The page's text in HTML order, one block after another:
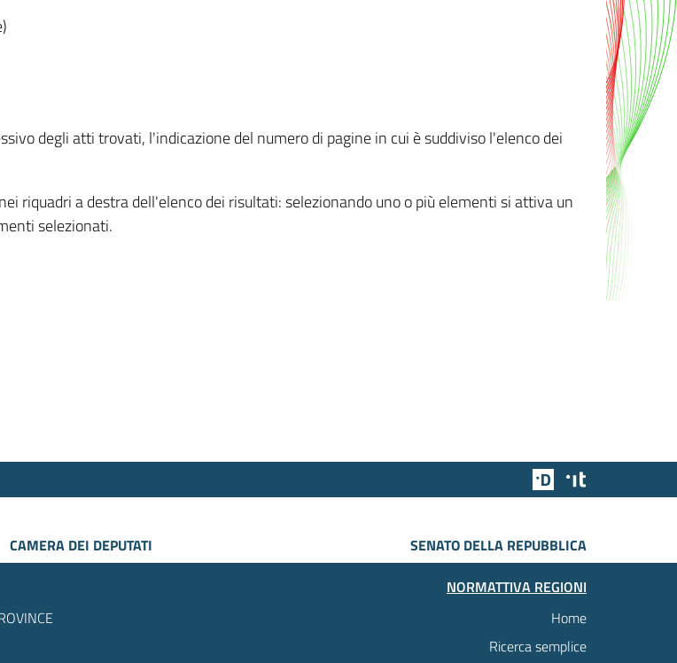
degli atti trovati, l'indicazione del numero di pagine in cui è suddiviso l'elenco dei
riquadri a destra dell'elenco dei risultati: selezionando uno o più elementi si attiva un
selezionati.
Team Digitale
CAMERA DEI DEPUTATI
SENATO DELLA REPUBBLICA
NORMATTIVA REGIONI
Home
Ricerca semplice